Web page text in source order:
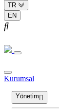
TR
EN
Kurumsal
Yönetim